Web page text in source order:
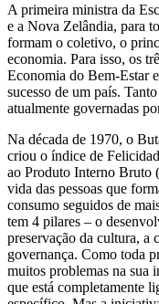
A primeira ministra da
e a Nova Zelândia, para
formam o coletivo, o
economia. Para isso, os
Economia do Bem-Estar
sucesso de um país.
atualmente governadas
Na década de 1970, o
criou o índice de
ao Produto Interno Bruto
vida das pessoas que
consumo seguidos de
tem 4 pilares – o
preservação da cultura, a
governança. Como toda
muitos problemas na sua
que está completamente